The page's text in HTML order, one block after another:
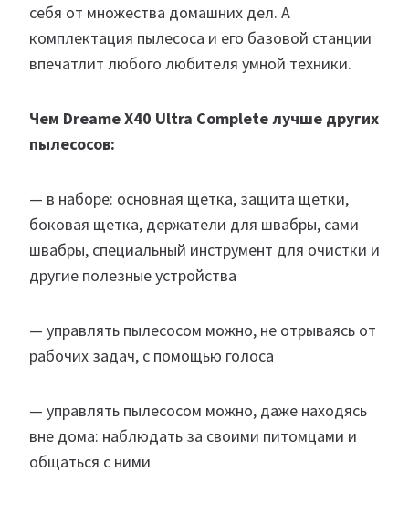
себя от множества домашних дел. А
комплектация пылесоса и его базовой станции
впечатлит любого любителя умной техники.
Чем Dreame X40 Ultra Complete лучше других
пылесосов:
— в наборе: основная щетка, защита щетки,
боковая щетка, держатели для швабры, сами
швабры, специальный инструмент для очистки и
другие полезные устройства
— управлять пылесосом можно, не отрываясь от
рабочих задач, с помощью голоса
— управлять пылесосом можно, даже находясь
вне дома: наблюдать за своими питомцами и
общаться с ними